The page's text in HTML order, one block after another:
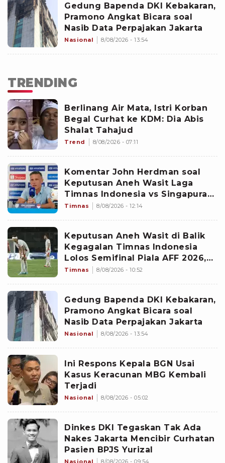
Gedung Bapenda DKI Kebakaran,
Pramono Angkat Bicara soal
Nasib Data Perpajakan Jakarta
Nasional 8/08/2026 - 13:54
TRENDING
Berlinang Air Mata, Istri Korban
Begal Curhat ke KDM: Dia Abis
Shalat Tahajud
Trend 8/08/2026 - 07:11
Komentar John Herdman soal
Keputusan Aneh Wasit Laga
Timnas Indonesia vs Singapura
di Piala AFF 2026: Percuma
Timnas 8/08/2026 - 12:14
Keputusan Aneh Wasit di Balik
Kegagalan Timnas Indonesia
Lolos Semifinal Piala AFF 2026,
Untungkan Singapura dan
Timnas 8/08/2026 - 10:52
Gedung Bapenda DKI Kebakaran,
Pramono Angkat Bicara soal
Nasib Data Perpajakan Jakarta
Nasional 8/08/2026 - 13:54
Ini Respons Kepala BGN Usai
Kasus Keracunan MBG Kembali
Terjadi
Nasional 8/08/2026 - 05:02
Dinkes DKI Tegaskan Tak Ada
Nakes Jakarta Mencibir Curhatan
Pasien BPJS Yurizal
Nasional 8/08/2026 - 09:54